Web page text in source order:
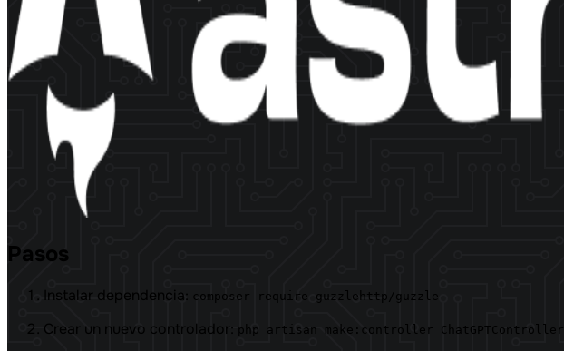
Pasos
Instalar dependencia: composer require guzzlehttp/guzzle
Crear un nuevo controlador: php artisan make:controller ChatGPTController